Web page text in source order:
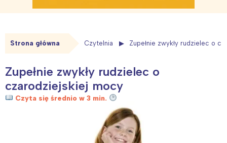
Strona główna Czytelnia Zupełnie zwykły rudzielec o
Zupełnie zwykły rudzielec o
czarodziejskiej mocy
Czyta się średnio w 3 min.